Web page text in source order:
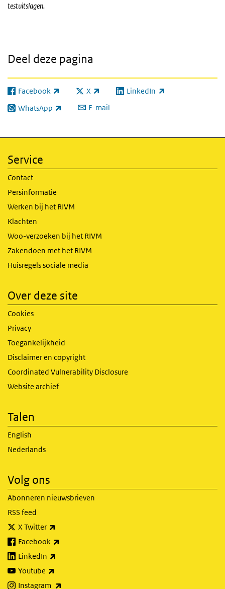
testuitslagen.
Deel deze pagina
Facebook
(externe link) X
(externe link) LinkedIn
(externe link)
WhatsApp
(externe link) E-mail
Service
Contact
Persinformatie
Werken bij het RIVM
Klachten
Woo-verzoeken bij het RIVM
Zakendoen met het RIVM
Huisregels sociale media
Over deze site
Cookies
Privacy
Toegankelijkheid
Disclaimer en copyright
Coordinated Vulnerability Disclosure
Website archief
Talen
English
Nederlands
Volg ons
Abonneren nieuwsbrieven
RSS feed
X Twitter
Facebook
LinkedIn
Youtube
Instagram